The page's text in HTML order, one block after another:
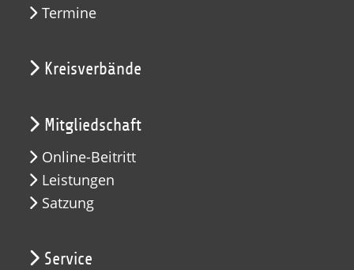
Termine
Kreisverbände
Mitgliedschaft
Online-Beitritt
Leistungen
Satzung
Service